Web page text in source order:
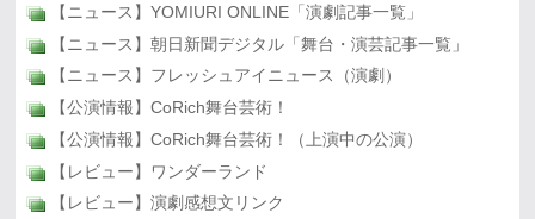
【ニュース】YOMIURI ONLINE「演劇記事一覧」
【ニュース】朝日新聞デジタル「舞台・演芸記事一覧」
【ニュース】フレッシュアイニュース（演劇）
【公演情報】CoRich舞台芸術！
【公演情報】CoRich舞台芸術！（上演中の公演）
【レビュー】ワンダーランド
【レビュー】演劇感想文リンク